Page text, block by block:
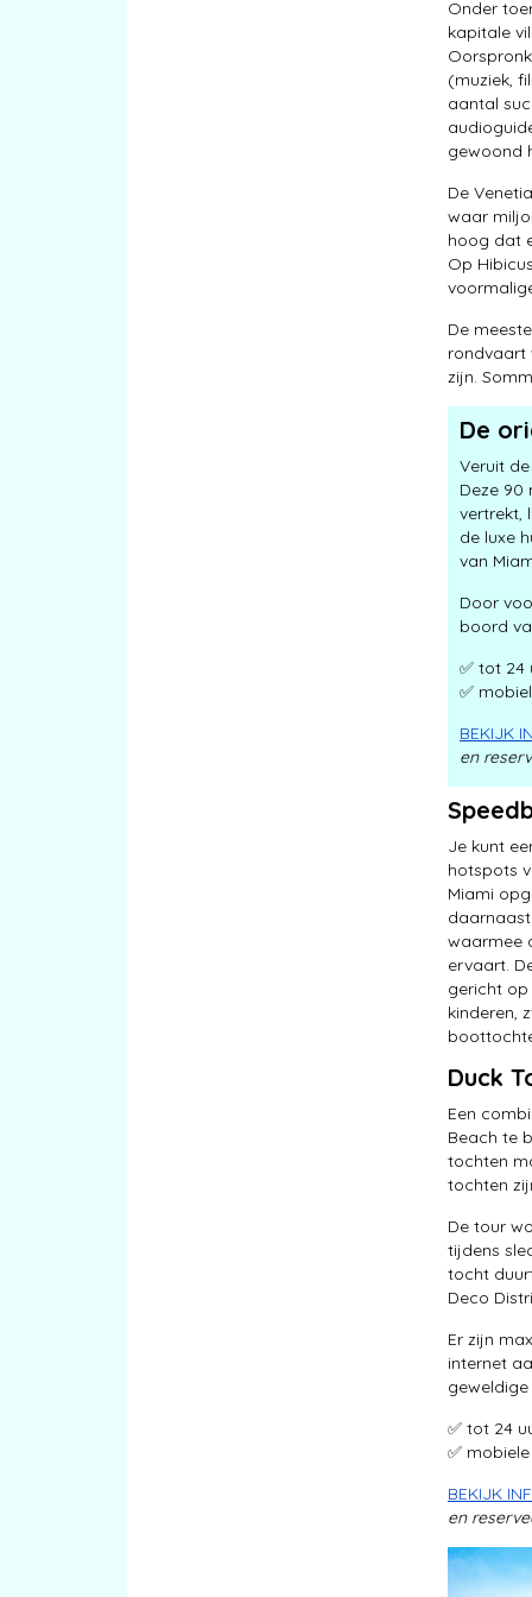
Onder
kapitale
(muziek,
aantal
gewoond
De
waar
hoog dat
Op
De
rondvaart
zijn.
De
Veruit
Deze 90
vertrekt,
de luxe
van
Door
boord
✅ tot 24
✅
BEKIJK
en
Je kunt
hotspots
Miami
waarmee
ervaart.
gericht
kinderen,
Duck
Een
Beach te
tochten
tochten
De tour
tijdens
tocht
Deco
Er zijn
internet
✅ tot 24
✅
BEKIJK
en